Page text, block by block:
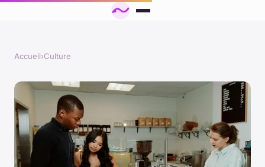
Accueil›Culture